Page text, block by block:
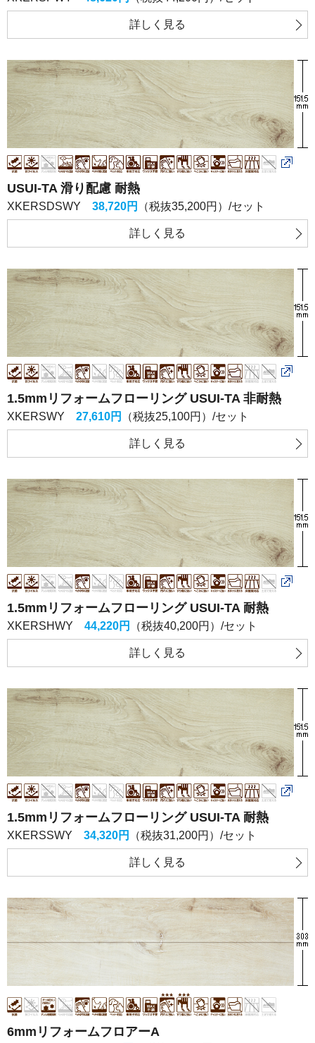
詳しく 見る
USUI-TA 滑り配慮 耐熱
XKERSDSWY 38,720円 （税抜35,200円）/セット
詳しく 見る
1.5mmリフォームフローリング USUI-TA 非耐熱
XKERSWY 27,610円 （税抜25,100円）/セット
詳しく 見る
1.5mmリフォームフローリング USUI-TA 耐熱
XKERSHWY 44,220円 （税抜40,200円）/セット
詳しく 見る
1.5mmリフォームフローリング USUI-TA 耐熱
XKERSSWY 34,320円 （税抜31,200円）/セット
詳しく 見る
6mmリフォームフロアーA